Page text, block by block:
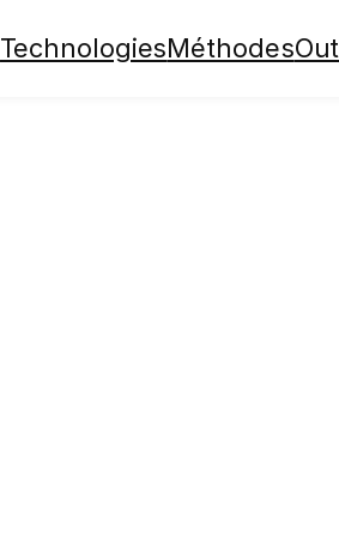
TechnologiesMéthodes